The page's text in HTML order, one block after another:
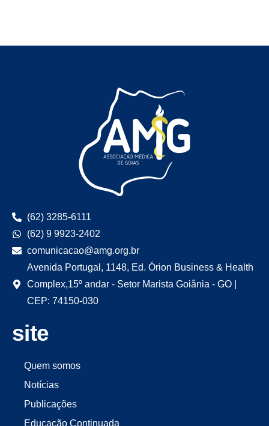
(62) 3285-6111
(62) 9 9923-2402
comunicacao@amg.org.br
Avenida Portugal, 1148, Ed. Órion Business & Health
Complex,15º andar - Setor Marista Goiânia - GO |
CEP: 74150-030
site
Quem somos
Notícias
Publicações
Educação Continuada